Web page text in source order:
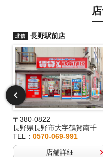
北信 長野駅前店
〒380-0822
長野県長野市大字鶴賀南千歳町826
TEL： 0570-069-991
店舗詳細